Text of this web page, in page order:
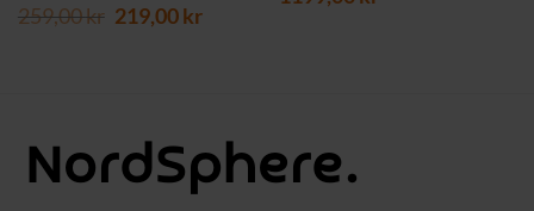
259,00kr Opprinnelig
219,00krNåværende